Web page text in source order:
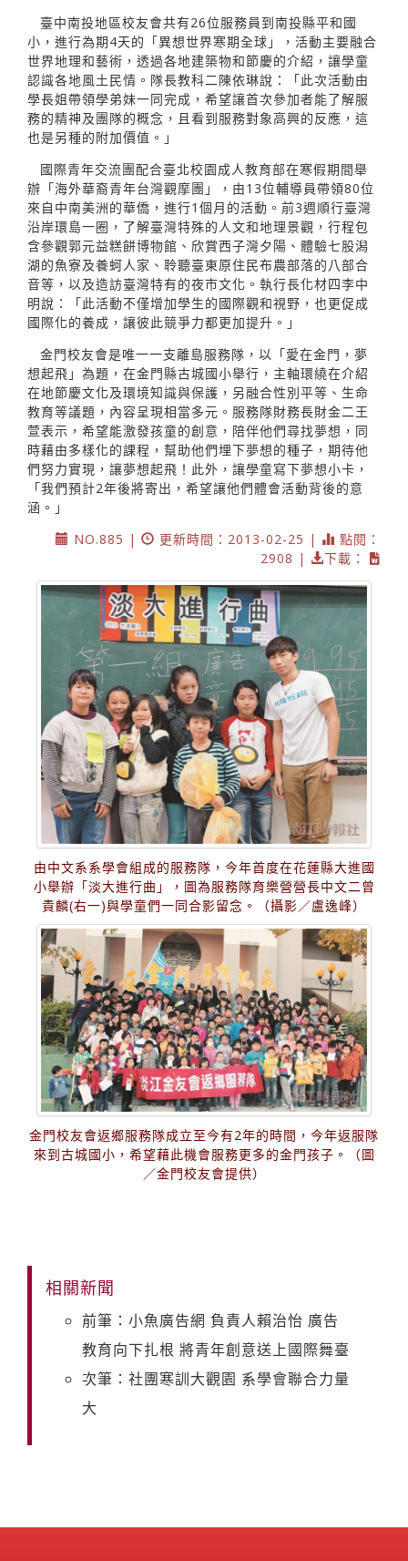
臺中南投地區校友會共有26位服務員到南投縣平和國
小，進行為期4天的「異想世界寒期全球」，活動主要融合
世界地理和藝術，透過各地建築物和節慶的介紹，讓學童
認識各地風土民情。隊長教科二陳依琳說：「此次活動由
學長姐帶領學弟妹一同完成，希望讓首次參加者能了解服
務的精神及團隊的概念，且看到服務對象高興的反應，這
也是另種的附加價值。」
國際青年交流團配合臺北校園成人教育部在寒假期間舉
辦「海外華裔青年台灣觀摩團」，由13位輔導員帶領80位
來自中南美洲的華僑，進行1個月的活動。前3週順行臺灣
沿岸環島一圈，了解臺灣特殊的人文和地理景觀，行程包
含參觀郭元益糕餅博物館、欣賞西子灣夕陽、體驗七股潟
湖的魚寮及養蚵人家、聆聽臺東原住民布農部落的八部合
音等，以及造訪臺灣特有的夜市文化。執行長化材四李中
明說：「此活動不僅增加學生的國際觀和視野，也更促成
國際化的養成，讓彼此競爭力都更加提升。」
金門校友會是唯一一支離島服務隊，以「愛在金門，夢
想起飛」為題，在金門縣古城國小舉行，主軸環繞在介紹
在地節慶文化及環境知識與保護，另融合性別平等、生命
教育等議題，內容呈現相當多元。服務隊財務長財金二王
萱表示，希望能激發孩童的創意，陪伴他們尋找夢想，同
時藉由多樣化的課程，幫助他們埋下夢想的種子，期待他
們努力實現，讓夢想起飛！此外，讓學童寫下夢想小卡，
「我們預計2年後將寄出，希望讓他們體會活動背後的意
涵。」
NO.885 |
更新時間：2013-02-25 |
點閱：
2908 |
下載：
由中文系系學會組成的服務隊，今年首度在花蓮縣大進國
小舉辦「淡大進行曲」，圖為服務隊育樂營營長中文二曾
貴麟(右一)與學童們一同合影留念。（攝影／盧逸峰）
金門校友會返鄉服務隊成立至今有2年的時間，今年返服隊
來到古城國小，希望藉此機會服務更多的金門孩子。（圖
／金門校友會提供）
相關新聞
前筆：小魚廣告網 負責人賴治怡 廣告
教育向下扎根 將青年創意送上國際舞臺
次筆：社團寒訓大觀園 系學會聯合力量
大